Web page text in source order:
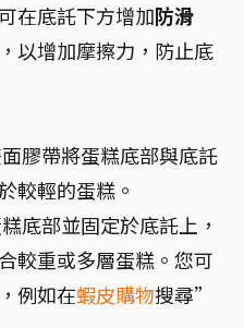
在底託下方增加防滑
以增加摩擦力，防止底
膠帶將蛋糕底部與底託
較輕的蛋糕。
底部並固定於底託上，
較重或多層蛋糕。您可
例如在蝦皮購物搜尋”